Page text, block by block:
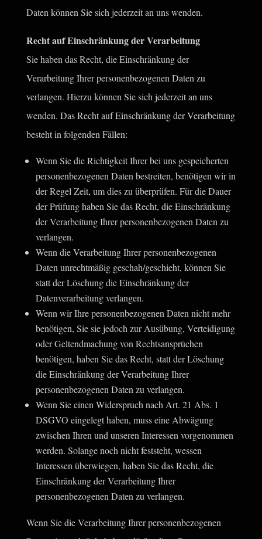
Daten können Sie sich jederzeit an uns wenden.
Recht auf Einschränkung der Verarbeitung
Sie haben das Recht, die Einschränkung der
Verarbeitung Ihrer personenbezogenen Daten zu
verlangen. Hierzu können Sie sich jederzeit an uns
wenden. Das Recht auf Einschränkung der Verarbeitung
besteht in folgenden Fällen:
Wenn Sie die Richtigkeit Ihrer bei uns gespeicherten
personenbezogenen Daten bestreiten, benötigen wir in
der Regel Zeit, um dies zu überprüfen. Für die Dauer
der Prüfung haben Sie das Recht, die Einschränkung
der Verarbeitung Ihrer personenbezogenen Daten zu
verlangen.
Wenn die Verarbeitung Ihrer personenbezogenen
Daten unrechtmäßig geschah/geschieht, können Sie
statt der Löschung die Einschränkung der
Datenverarbeitung verlangen.
Wenn wir Ihre personenbezogenen Daten nicht mehr
benötigen, Sie sie jedoch zur Ausübung, Verteidigung
oder Geltendmachung von Rechtsansprüchen
benötigen, haben Sie das Recht, statt der Löschung
die Einschränkung der Verarbeitung Ihrer
personenbezogenen Daten zu verlangen.
Wenn Sie einen Widerspruch nach Art. 21 Abs. 1
DSGVO eingelegt haben, muss eine Abwägung
zwischen Ihren und unseren Interessen vorgenommen
werden. Solange noch nicht feststeht, wessen
Interessen überwiegen, haben Sie das Recht, die
Einschränkung der Verarbeitung Ihrer
personenbezogenen Daten zu verlangen.
Wenn Sie die Verarbeitung Ihrer personenbezogenen